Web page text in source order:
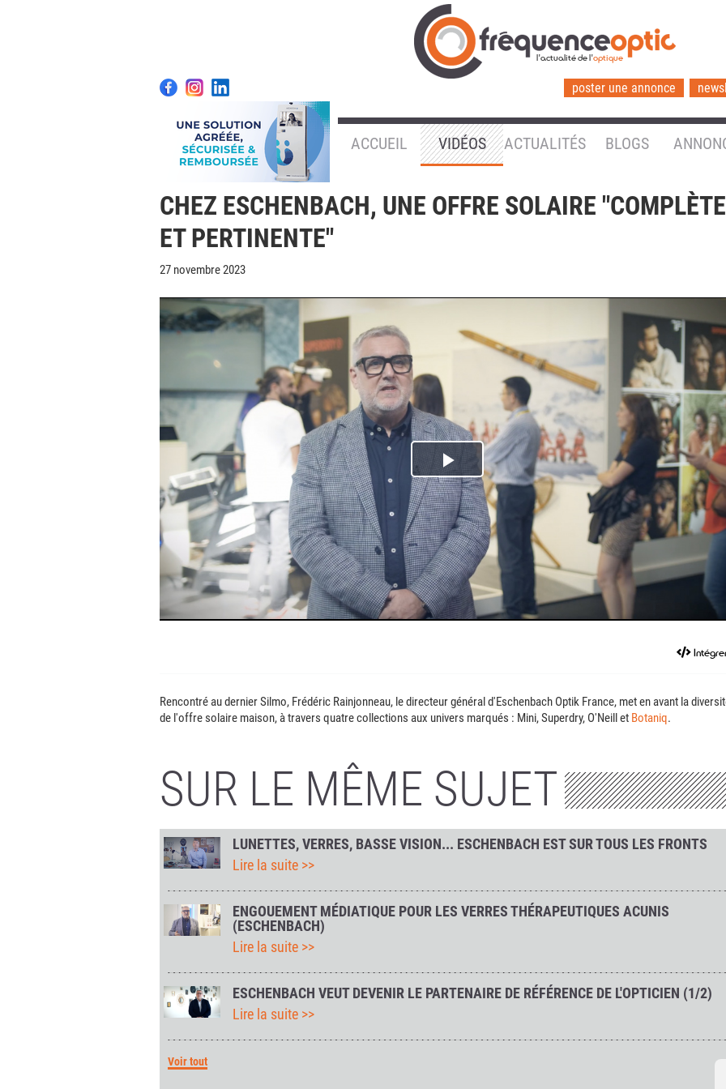
l'actualité de l'optique
poster une annonce
ACCUEIL VIDÉOS ACTUALITÉS BLOGS
CHEZ ESCHENBACH, UNE OFFRE SOLAIRE "COMPLÈTE
ET PERTINENTE"
27 novembre 2023
Play
Video
Rencontré au dernier Silmo, Frédéric Rainjonneau, le directeur général d'Eschenbach Optik France, met en avant la
de l'offre solaire maison, à travers quatre collections aux univers marqués : Mini, Superdry, O'Neill et Botaniq.
SUR LE MÊME SUJET
LUNETTES, VERRES, BASSE VISION... ESCHENBACH EST SUR TOUS LES FRONTS
Lire la suite >>
ENGOUEMENT MÉDIATIQUE POUR LES VERRES THÉRAPEUTIQUES ACUNIS
(ESCHENBACH)
Lire la suite >>
ESCHENBACH VEUT DEVENIR LE PARTENAIRE DE RÉFÉRENCE DE L'OPTICIEN (1/2)
Lire la suite >>
Voir tout